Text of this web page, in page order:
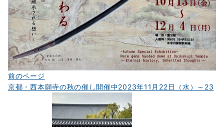
投
稿
前のページ
京都・西本願寺の秋の催し開催中2023年11月22日（水）～23